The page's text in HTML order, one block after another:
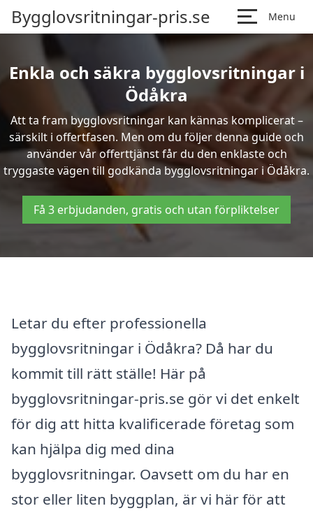
Bygglovsritningar-pris.se Menu
Enkla och säkra bygglovsritningar i
Ödåkra
Att ta fram bygglovsritningar kan kännas komplicerat –
särskilt i offertfasen. Men om du följer denna guide och
använder vår offerttjänst får du den enklaste och
tryggaste vägen till godkända bygglovsritningar i Ödåkra.
Få 3 erbjudanden, gratis och utan förpliktelser
Letar du efter professionella
bygglovsritningar i Ödåkra? Då har du
kommit till rätt ställe! Här på
bygglovsritningar-pris.se gör vi det enkelt
för dig att hitta kvalificerade företag som
kan hjälpa dig med dina
bygglovsritningar. Oavsett om du har en
stor eller liten byggplan, är vi här för att